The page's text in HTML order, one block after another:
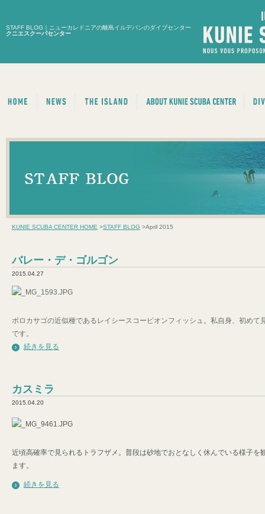
STAFF BLOG｜ニューカレドニアの離島イルデパンのダイブセンター
クニエスクーバセンター
KUNIE SCUBA CENTER HOME >STAFF BLOG >April 2015
バレー・デ・ゴルゴン
2015.04.27
ボロカサゴの近似種であるレイシースコーピオンフィッシュ。私自身、初めて
です。
続きを見る
カスミラ
2015.04.20
近頃高確率で見られるトラフザメ。普段は砂地でおとなしく休んでいる様子を
ます。
続きを見る